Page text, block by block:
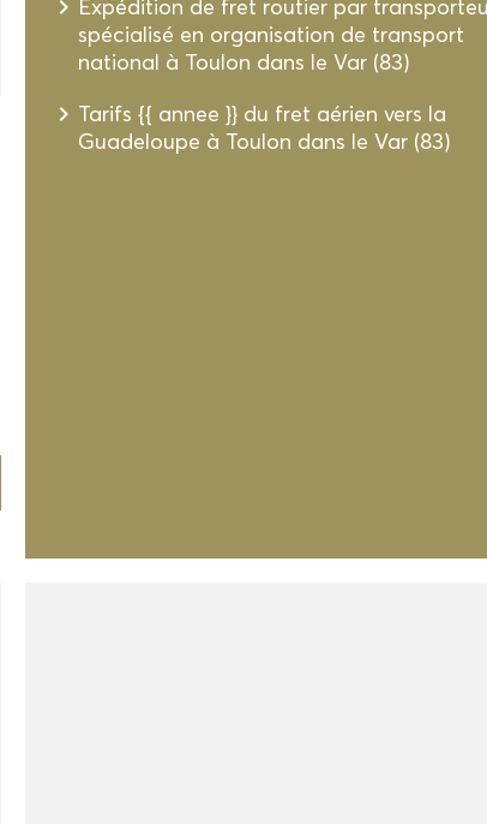
navigate_next Expédition de fret routier par
spécialisé en organisation de transport
national à Toulon dans le Var (83)
navigate_next Tarifs {{ annee }} du fret aérien vers la
Guadeloupe à Toulon dans le Var (83)